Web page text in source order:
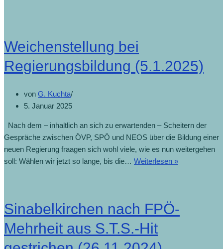
Weichenstellung bei
Regierungsbildung (5.1.2025)
von G. Kuchta
5. Januar 2025
Nach dem – inhaltlich an sich zu erwartenden – Scheitern der
Gespräche zwischen ÖVP, SPÖ und NEOS über die Bildung einer
neuen Regierung fraagen sich wohl viele, wie es nun weitergehen
soll: Wählen wir jetzt so lange, bis die… Weiterlesen »
Sinabelkirchen nach FPÖ-
Mehrheit aus S.T.S.-Hit